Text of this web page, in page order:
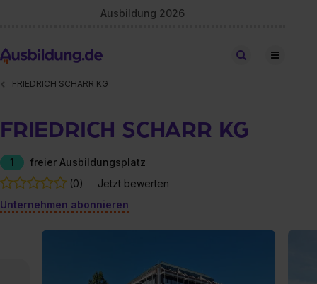
Ausbildung 2026
Stellen finden
FRIEDRICH SCHARR KG
FRIEDRICH SCHARR KG
1
freier Ausbildungsplatz
(0)
Jetzt bewerten
Unternehmen abonnieren